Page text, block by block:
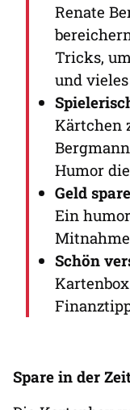
Renate
Tricks,
und
Kärtchen
Humor
Geld
Ein
Schön
Spare in der